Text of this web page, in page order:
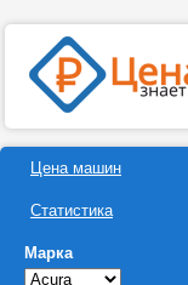
Цена машин
Статистика
Марка